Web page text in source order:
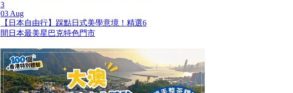
3
03 Aug
【日本自由行】踩點日式美學意境！精選6
間日本最美星巴克特色門市